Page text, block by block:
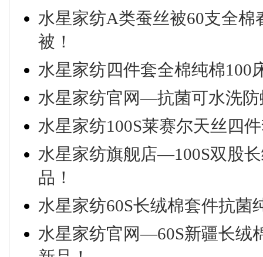
水星家纺A类蚕丝被60支全
被！
水星家纺四件套全棉纯棉100
水星家纺官网—抗菌可水洗
水星家纺100S莱赛尔天丝四
水星家纺旗舰店—100S双股
品！
水星家纺60S长绒棉套件抗
水星家纺官网—60S新疆长绒